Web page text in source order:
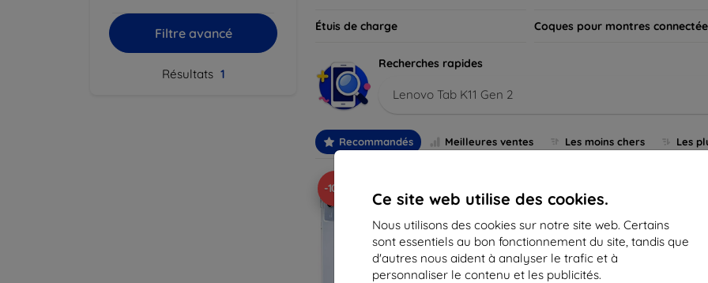
Ce site web utilise des cookies.
Nous utilisons des cookies sur notre site web. Certains
sont essentiels au bon fonctionnement du site, tandis que
d'autres nous aident à analyser le trafic et à
personnaliser le contenu et les publicités.
Filtre avancé
Résultats 1
Étuis de charge Coques pour montres
Recherches rapides
Lenovo Tab K11 Gen 2
Recommandés Meilleures ventes Les moins chers Les
-10%